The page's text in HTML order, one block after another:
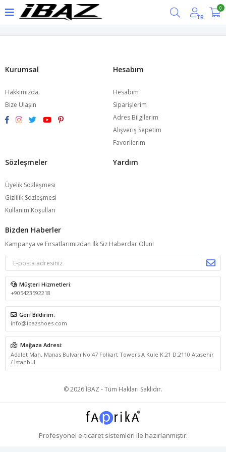
TR
0
Kurumsal
Hakkımızda
Bize Ulaşın
Hesabım
Hesabım
Siparişlerim
Adres Bilgilerim
Alışveriş Sepetim
Favorilerim
Sözleşmeler
Üyelik Sözleşmesi
Gizlilik Sözleşmesi
Kullanım Koşulları
Yardım
Bizden Haberler
Kampanya ve Fırsatlarımızdan İlk Siz Haberdar Olun!
Müşteri Hizmetleri:
+905423592218
Geri Bildirim:
info@ibazshoes.com
Mağaza Adresi:
Adalet Mah. Manas Bulvarı No:47 Folkart Towers A Kule K:21 D:2110 Ataşehir
/ İstanbul
© 2026 İBAZ - Tüm Hakları Saklıdır.
Profesyonel e-ticaretsistemleri ile hazırlanmıştır.